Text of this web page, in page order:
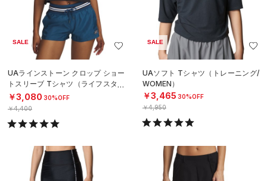
SALE
UAラインストーン クロップ ショー
トスリーブ Tシャツ（ライフスタイ
ル/WOMEN）
￥3,080 30%OFF
￥4,400
SALE
UAソフト Tシャツ（トレーニング/
WOMEN）
￥3,465 30%OFF
￥4,950